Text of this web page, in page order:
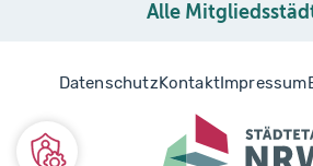
Alle
DatenschutzKontaktImpressum